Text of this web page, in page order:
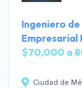
Ingeniero de
$70,000 a
Ciudad de